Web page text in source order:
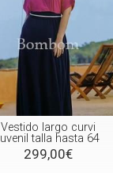
Vestido largo curvi
talla hasta 64
299,00€